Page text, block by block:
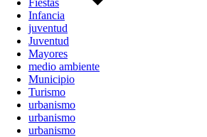
Infancia
juventud
Juventud
Mayores
medio ambiente
Municipio
Turismo
urbanismo
urbanismo
urbanismo